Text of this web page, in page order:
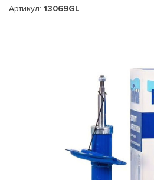
Артикул: 13069GL